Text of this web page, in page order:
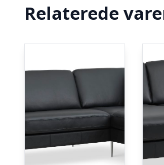
Relaterede